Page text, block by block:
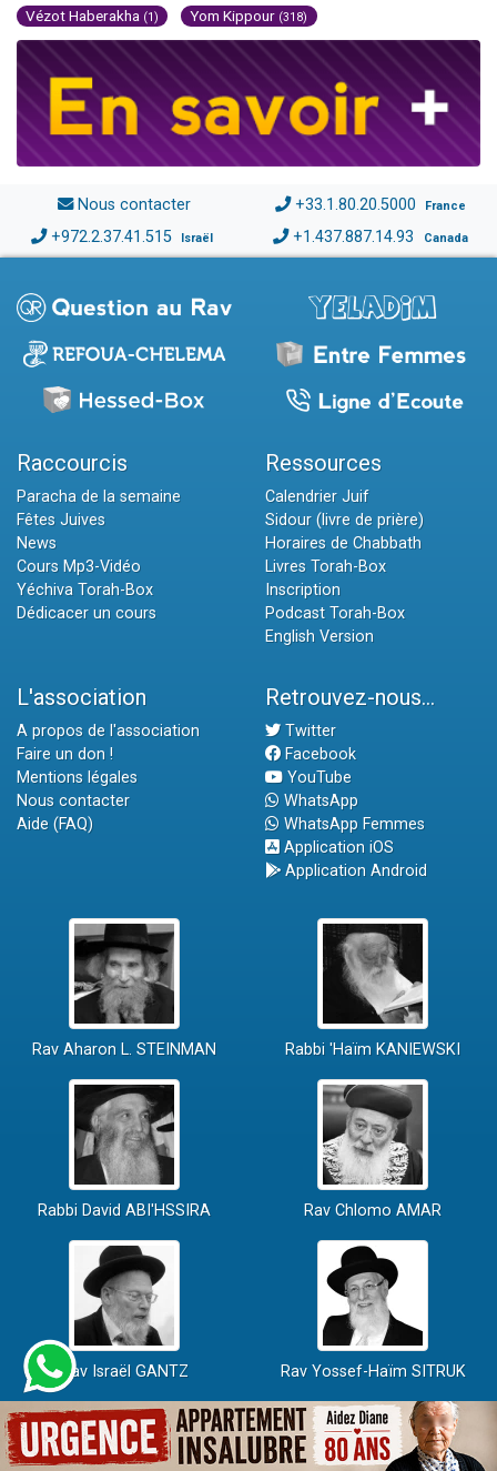
Vézot Haberakha (1) Yom Kippour (318)
Nous contacter +33.1.80.20.5000 France
+972.2.37.41.515 Israël +1.437.887.14.93 Canada
Raccourcis
Paracha de la semaine
Fêtes Juives
News
Cours Mp3-Vidéo
Yéchiva Torah-Box
Dédicacer un cours
Ressources
Calendrier Juif
Sidour (livre de prière)
Horaires de Chabbath
Livres Torah-Box
Inscription
Podcast Torah-Box
English Version
L'association
A propos de l'association
Faire un don !
Mentions légales
Nous contacter
Aide (FAQ)
Retrouvez-nous...
Twitter
Facebook
YouTube
WhatsApp
WhatsApp Femmes
Application iOS
Application Android
Rav Aharon L. STEINMAN Rabbi 'Haïm KANIEWSKI
Rabbi David ABI'HSSIRA Rav Chlomo AMAR
Rav Israël GANTZ Rav Yossef-Haïm SITRUK